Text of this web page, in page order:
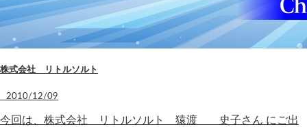
株式会社 リトルソルト
2010/12/09
今回は、株式会社 リトルソルト 猿渡 史子さん にご出